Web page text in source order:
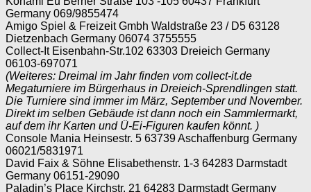
Germany 069/9855474
Amigo Spiel & Freizeit Gmbh Waldstraße 23 / D5 63128
Dietzenbach Germany 06074 3755555
Collect-It Eisenbahn-Str.102 63303 Dreieich Germany
06103-697071
(Weiteres: Dreimal im Jahr finden vom collect-it.de
Megaturniere im Bürgerhaus in Dreieich-Sprendlingen statt.
Die Turniere sind immer im März, September und November.
Direkt im selben Gebäude ist dann noch ein Sammlermarkt,
auf dem ihr Karten und Ü-Ei-Figuren kaufen könnt. )
Console Mania Heinsestr. 5 63739 Aschaffenburg Germany
06021/5831971
David Faix & Söhne Elisabethenstr. 1-3 64283 Darmstadt
Germany 06151-29090
Paladin’s Place Kirchstr. 21 64283 Darmstadt Germany